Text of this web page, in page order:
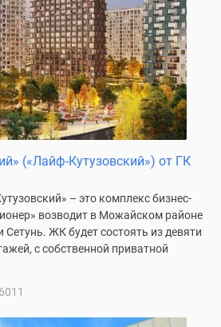
(«Лайф-Кутузовский») от ГК
– это комплекс бизнес-
возводит в Можайском районе
Сетунь. ЖК будет состоять из девяти
с собственной приватной